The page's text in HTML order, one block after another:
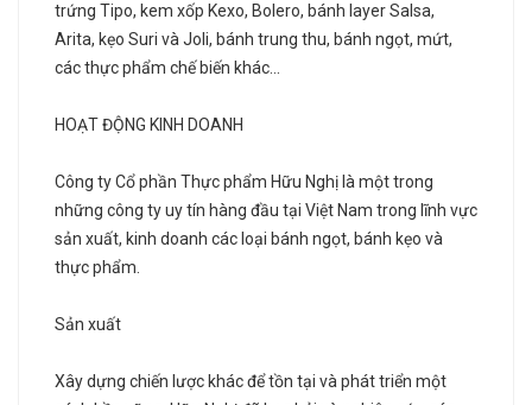
trứng Tipo, kem xốp Kexo, Bolero, bánh layer Salsa,
Arita, kẹo Suri và Joli, bánh trung thu, bánh ngọt, mứt,
các thực phẩm chế biến khác...
HOẠT ĐỘNG KINH DOANH
Công ty Cổ phần Thực phẩm Hữu Nghị là một trong
những công ty uy tín hàng đầu tại Việt Nam trong lĩnh vực
sản xuất, kinh doanh các loại bánh ngọt, bánh kẹo và
thực phẩm.
Sản xuất
Xây dựng chiến lược khác để tồn tại và phát triển một